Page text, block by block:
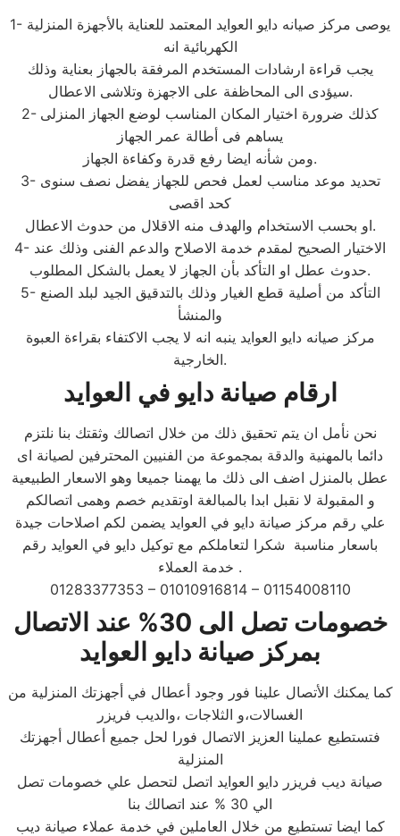
1- يوصى مركز صيانه دايو العوايد المعتمد للعناية بالأجهزة المنزلية
الكهربائية انه
يجب قراءة ارشادات المستخدم المرفقة بالجهاز بعناية وذلك
سيؤدى الى المحاظفة على الاجهزة وتلاشى الاعطال.
2- كذلك ضرورة اختيار المكان المناسب لوضع الجهاز المنزلى
يساهم فى أطالة عمر الجهاز
ومن شأنه ايضا رفع قدرة وكفاءة الجهاز.
3- تحديد موعد مناسب لعمل فحص للجهاز يفضل نصف سنوى
كحد اقصى
او بحسب الاستخدام والهدف منه الاقلال من حدوث الاعطال.
4- الاختيار الصحيح لمقدم خدمة الاصلاح والدعم الفنى وذلك عند
حدوث عطل او التأكد بأن الجهاز لا يعمل بالشكل المطلوب.
5- التأكد من أصلية قطع الغيار وذلك بالتدقيق الجيد لبلد الصنع
والمنشأ
مركز صيانه دايو العوايد ينبه انه لا يجب الاكتفاء بقراءة العبوة
الخارجية.
ارقام صيانة دايو في العوايد
نحن نأمل ان يتم تحقيق ذلك من خلال اتصالك وثقتك بنا نلتزم
دائما بالمهنية والدقة بمجموعة من الفنيين المحترفين لصيانة اى
عطل بالمنزل اضف الى ذلك ما يهمنا جميعا وهو الاسعار الطبيعية
و المقبولة لا نقبل ابدا بالمبالغة اوتقديم خصم وهمى اتصالكم
علي رقم مركز صيانة دايو في العوايد يضمن لكم اصلاحات جيدة
باسعار مناسبة شكرا لتعاملكم مع توكيل دايو في العوايد رقم
خدمة العملاء .
01283377353 – 01010916814 – 01154008110
خصومات تصل الى 30% عند الاتصال
بمركز صيانة دايو العوايد
كما يمكنك الأتصال علينا فور وجود أعطال في أجهزتك المنزلية من
الغسالات،و الثلاجات ،والديب فريزر
فتستطيع عملينا العزيز الاتصال فورا لحل جميع أعطال أجهزتك
المنزلية
صيانة ديب فريزر دايو العوايد اتصل لتحصل علي خصومات تصل
الي 30 % عند اتصالك بنا
كما ايضا تستطيع من خلال العاملين في خدمة عملاء صيانة ديب